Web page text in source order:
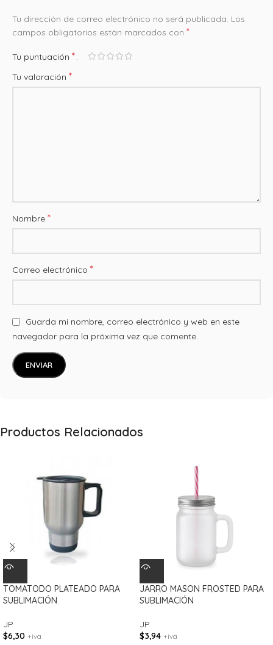
Tu dirección de correo electrónico no será publicada. Los
campos obligatorios están marcados con *
Tu puntuación *
Tu valoración *
Nombre *
Correo electrónico *
Guarda mi nombre, correo electrónico y web en este
navegador para la próxima vez que comente.
Productos Relacionados
TOMATODO PLATEADO PARA
SUBLIMACIÓN
JP
$6,30 +iva
JARRO MASON FROSTED PARA
SUBLIMACIÓN
JP
$3,94 +iva